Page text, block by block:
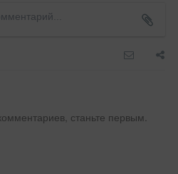
станьте первым.